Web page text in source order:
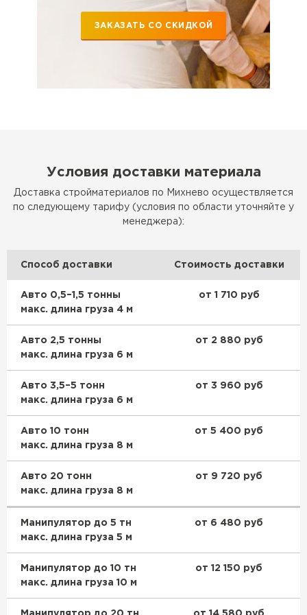
ЗАКАЗАТЬ СО СКИДКОЙ
Условия доставки материала
Доставка стройматериалов по Михнево осуществляется
по следующему тарифу (условия по области уточняйте у
менеджера):
Способ доставки Стоимость доставки
Авто 0,5–1,5 тонны
макс. длина груза 4 м
от 1 710 руб
Авто 2,5 тонны
макс. длина груза 6 м
от 2 880 руб
Авто 3,5–5 тонн
макс. длина груза 6 м
от 3 960 руб
Авто 10 тонн
макс. длина груза 8 м
от 5 400 руб
Авто 20 тонн
макс. длина груза 8 м
от 9 720 руб
Манипулятор до 5 тн
макс. длина груза 5 м
от 6 480 руб
Манипулятор до 10 тн
макс. длина груза 10 м
от 12 150 руб
Утеплитель Эковер
Утеплитель Тимплэкс
ПЕРЕЙТИ
Утеплитель Basfiber
Утеплитель Термит
ПЕРЕЙТИ
Утеплитель Теплекс
ПЕРЕЙТИ
Утеплитель Изомин
Утеплитель Knauf
Утеплитель Термит
Утеплитель Брит
Утеплитель Basfiber
Утеплитель Xotpipe